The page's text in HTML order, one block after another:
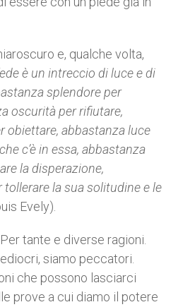
e, qualche volta,
è un intreccio di luce e di
splendore per
oscurità per rifiutare,
obiettare, abbastanza luce
c’è in essa, abbastanza
la disperazione,
la sua solitudine e le
Evely).
tante e diverse ragioni.
siamo peccatori.
che possono lasciarci
prove a cui diamo il potere